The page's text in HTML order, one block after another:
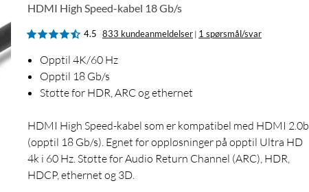
HDMI High Speed-kabel 18 Gb/s
4.5 833 kundeanmeldelser | 1 spørsmål/svar
Opptil 4K/60 Hz
Opptil 18 Gb/s
Støtte for HDR, ARC og ethernet
HDMI High Speed-kabel som er kompatibel med HDMI 2.0b
(opptil 18 Gb/s). Egnet for oppløsninger på opptil Ultra HD
4k i 60 Hz. Støtte for Audio Return Channel (ARC), HDR,
HDCP, ethernet og 3D.